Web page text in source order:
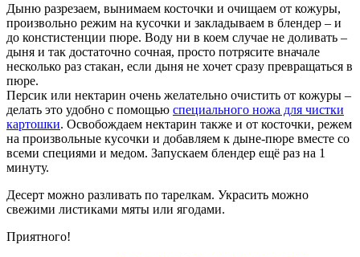
Дыню разрезаем, вынимаем косточки и очищаем от кожуры,
произвольно режим на кусочки и закладываем в блендер – и
до констистенции пюре. Воду ни в коем случае не доливать –
дыня и так достаточно сочная, просто потрясите вначале
несколько раз стакан, если дыня не хочет сразу превращаться в
пюре.
Персик или нектарин очень желательно очистить от кожуры –
делать это удобно с помощью специального ножа для чистки
картошки. Освобождаем нектарин также и от косточки, режем
на произвольные кусочки и добавляем к дыне-пюре вместе со
всеми специями и медом. Запускаем блендер ещё раз на 1
минуту.
Десерт можно разливать по тарелкам. Украсить можно
свежими листиками мяты или ягодами.
Приятного!